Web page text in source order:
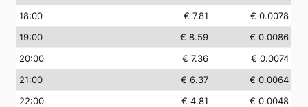
18:00 € 7.81
€ 0.0078
19:00 € 8.59
€ 0.0086
20:00 € 7.36
€ 0.0074
21:00 € 6.37
€ 0.0064
22:00 € 4.81
€ 0.0048